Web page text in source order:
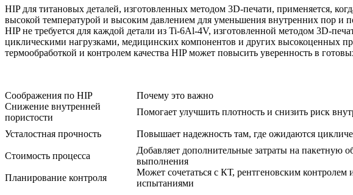
HIP для титановых деталей, изготовленных методом 3D-печати, применяется,
высокой температурой и высоким давлением для уменьшения внутренних пор и
HIP не требуется для каждой детали из Ti-6Al-4V, изготовленной методом 3D-
циклическими нагрузками, медицинских компонентов и других высокоценных
термообработкой и контролем качества HIP может повысить уверенность в
Соображения по HIP Почему это важно
Снижение внутренней
пористости
Помогает улучшить плотность и снизить риск
Усталостная прочность Повышает надежность там, где ожидаются
Стоимость процесса
Добавляет дополнительные затраты на пакетную
выполнения
Планирование контроля
Может сочетаться с КТ, рентгеновским контролем
испытаниями